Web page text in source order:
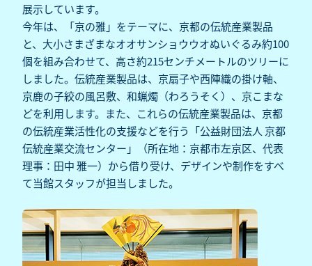
展示しています。
今年は、「京の雅」をテーマに、京都の伝統産業製品
と、大小さまざまなオオサンショウウオぬいぐるみ約100
個を組み合わせて、高さ約215センチメートルのツリーに
しました。伝統産業製品は、京扇子や西陣織の掛け軸、
京鹿の子絞の風呂敷、和蝋燭（わろうそく）、京こまな
どを利用します。また、これらの伝統産業製品は、京都
の伝統産業活性化の支援などを行う「公益財団法人 京都
伝統産業交流センター」（所在地：京都市左京区、代表
理事：田中 雅一）から借り受け、デザインや制作をすべ
て当館スタッフが担当しました。